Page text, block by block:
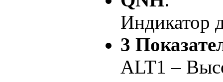
Индикатор
3
ALT1 –